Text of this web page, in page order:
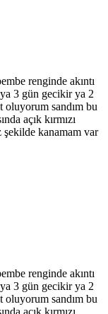
renginde akıntı
3 gün gecikir ya 2
oluyorum sandım bu
açık kırmızı
şekilde kanamam var
renginde akıntı
3 gün gecikir ya 2
oluyorum sandım bu
açık kırmızı